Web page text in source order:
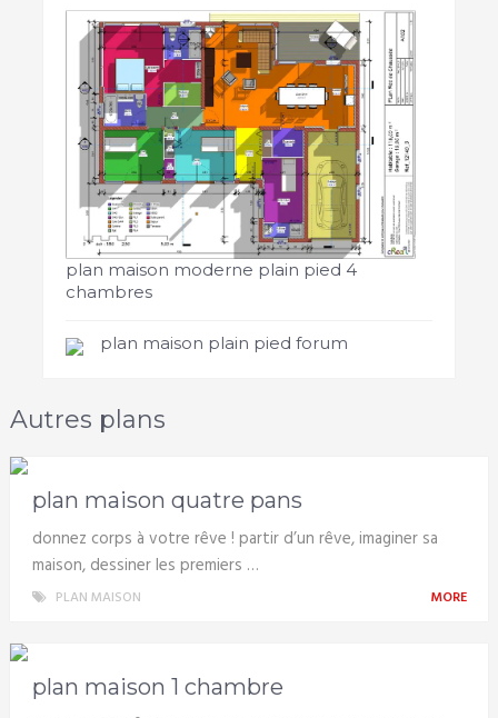
plan maison moderne plain pied 4
chambres
plan maison plain pied forum
Autres plans
plan maison quatre pans
donnez corps à votre rêve ! partir d’un rêve, imaginer sa
maison, dessiner les premiers …
PLAN MAISON MORE
plan maison 1 chambre